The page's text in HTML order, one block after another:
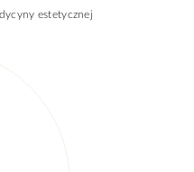
estetycznej